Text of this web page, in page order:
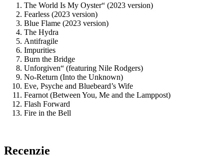
The World Is My Oyster“ (2023 version)
Fearless (2023 version)
Blue Flame (2023 version)
The Hydra
Antifragile
Impurities
Burn the Bridge
Unforgiven“ (featuring Nile Rodgers)
No-Return (Into the Unknown)
Eve, Psyche and Bluebeard’s Wife
Fearnot (Between You, Me and the Lamppost)
Flash Forward
Fire in the Bell
Recenzie